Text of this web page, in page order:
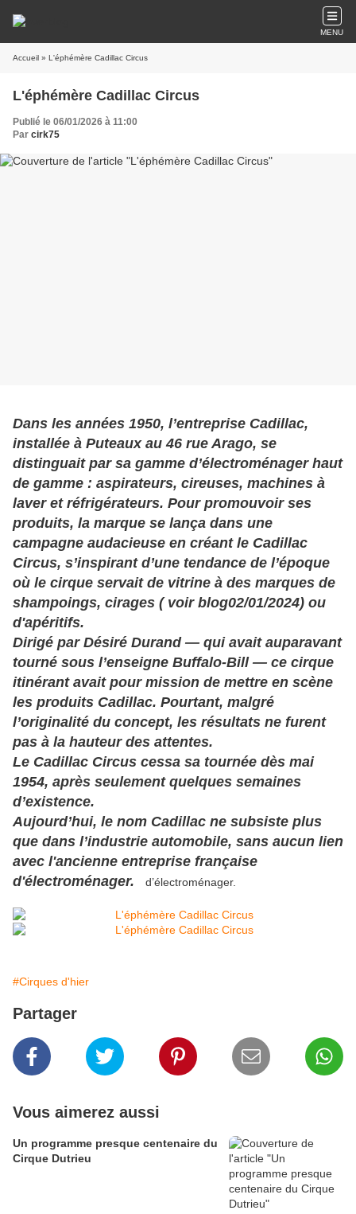
MENU
Accueil » L'éphémère Cadillac Circus
L'éphémère Cadillac Circus
Publié le 06/01/2026 à 11:00
Par cirk75
Dans les années 1950, l’entreprise Cadillac,
installée à Puteaux au 46 rue Arago, se
distinguait par sa gamme d’électroménager haut
de gamme : aspirateurs, cireuses, machines à
laver et réfrigérateurs. Pour promouvoir ses
produits, la marque se lança dans une
campagne audacieuse en créant le Cadillac
Circus, s’inspirant d’une tendance de l’époque
où le cirque servait de vitrine à des marques de
shampoings, cirages ( voir blog02/01/2024) ou
d'apéritifs.
Dirigé par Désiré Durand — qui avait auparavant
tourné sous l’enseigne Buffalo-Bill— ce cirque
itinérant avait pour mission de mettre en scène
les produits Cadillac. Pourtant, malgré
l’originalité du concept, les résultats ne furent
pas à la hauteur des attentes.
Le Cadillac Circus cessa sa tournée dès mai
1954, après seulement quelques semaines
d’existence.
Aujourd’hui, le nom Cadillac ne subsiste plus
que dans l’industrie automobile, sans aucun lien
avec l'ancienne entreprise française
d'électroménager.
d’électroménager.
#Cirques d'hier
Partager
Vous aimerez aussi
Un programme presque centenaire du
Cirque Dutrieu